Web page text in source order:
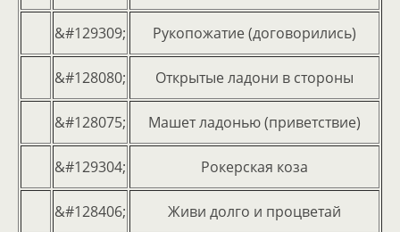
&#129309; Рукопожатие (договорились)
&#128080; Открытые ладони в стороны
&#128075; Машет ладонью (приветствие)
&#129304; Рокерская коза
&#128406; Живи долго и процветай